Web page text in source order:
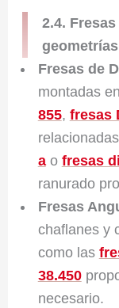
2.4.
Fresas de
montadas
855, fresas
ao fresas
ranurado
Fresas
chaflanes y
como las
38.450
necesario.